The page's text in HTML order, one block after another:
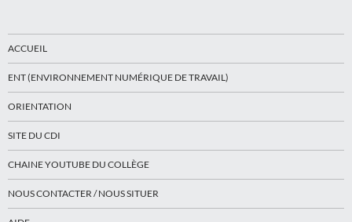
ACCUEIL
ENT (ENVIRONNEMENT NUMÉRIQUE DE TRAVAIL)
ORIENTATION
SITE DU CDI
CHAINE YOUTUBE DU COLLÈGE
NOUS CONTACTER / NOUS SITUER